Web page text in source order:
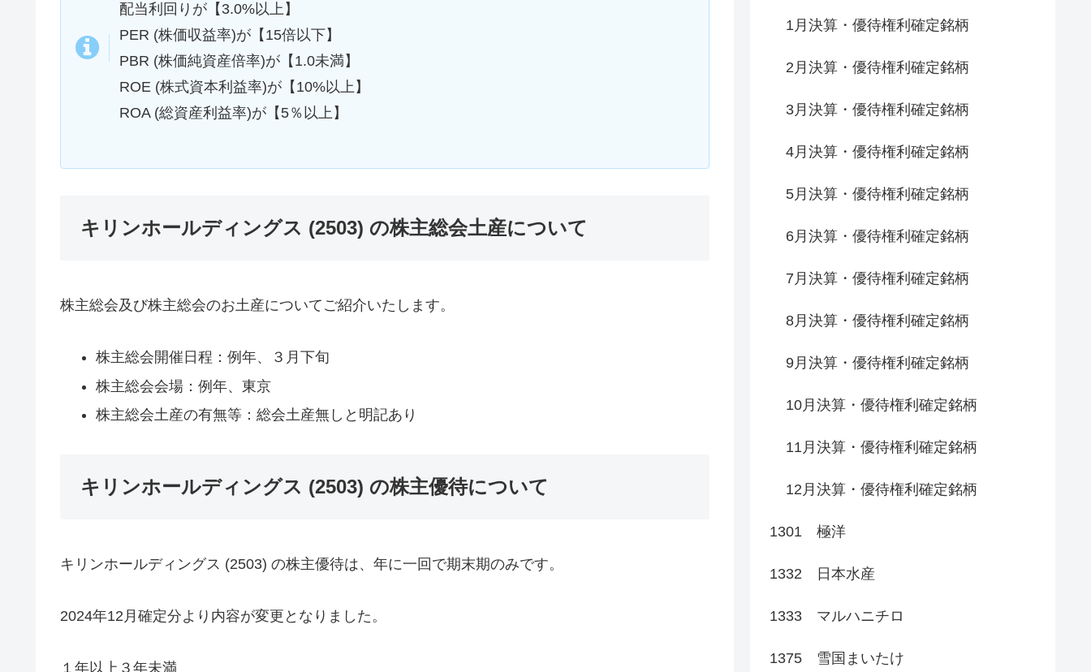
配当利回りが【3.0%以上】
PER (株価収益率)が【15倍以下】
PBR (株価純資産倍率)が【1.0未満】
ROE (株式資本利益率)が【10%以上】
ROA (総資産利益率)が【5％以上】
キリンホールディングス (2503) の株主総会土産について
株主総会及び株主総会のお土産についてご紹介いたします。
株主総会開催日程：例年、３月下旬
株主総会会場：例年、東京
株主総会土産の有無等：総会土産無しと明記あり
キリンホールディングス (2503) の株主優待について
キリンホールディングス (2503) の株主優待は、年に一回で期末期のみです。
2024年12月確定分より内容が変更となりました。
１年以上３年未満
1月決算・優待権利確定銘柄
2月決算・優待権利確定銘柄
3月決算・優待権利確定銘柄
4月決算・優待権利確定銘柄
5月決算・優待権利確定銘柄
6月決算・優待権利確定銘柄
7月決算・優待権利確定銘柄
8月決算・優待権利確定銘柄
9月決算・優待権利確定銘柄
10月決算・優待権利確定銘柄
11月決算・優待権利確定銘柄
12月決算・優待権利確定銘柄
1301 極洋
1332 日本水産
1333 マルハニチロ
1375 雪国まいたけ